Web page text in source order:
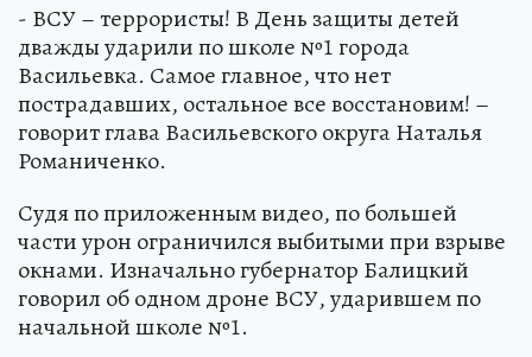
- ВСУ – террористы! В День защиты детей
дважды ударили по школе №1 города
Васильевка. Самое главное, что нет
пострадавших, остальное все восстановим! –
говорит глава Васильевского округа Наталья
Романиченко.
Судя по приложенным видео, по большей
части урон ограничился выбитыми при взрыве
окнами. Изначально губернатор Балицкий
говорил об одном дроне ВСУ, ударившем по
начальной школе №1.